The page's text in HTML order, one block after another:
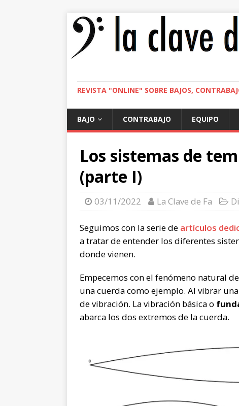
REVISTA "ONLINE" SOBRE BAJOS,
BAJO CONTRABAJO EQUIPO
Los sistemas de
(parte I)
03/11/2022 La Clave de Fa
Seguimos con la serie de artículos
a tratar de entender los diferentes
donde vienen.
Empecemos con el fenómeno natural
una cuerda como ejemplo. Al vibrar
de vibración. La vibración básica o
abarca los dos extremos de la cuerda.